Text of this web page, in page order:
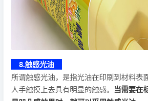
8.触感光油
所谓触感光油，是指光油在印刷到材料表
人手触摸上去具有明显的触感。 当需要在